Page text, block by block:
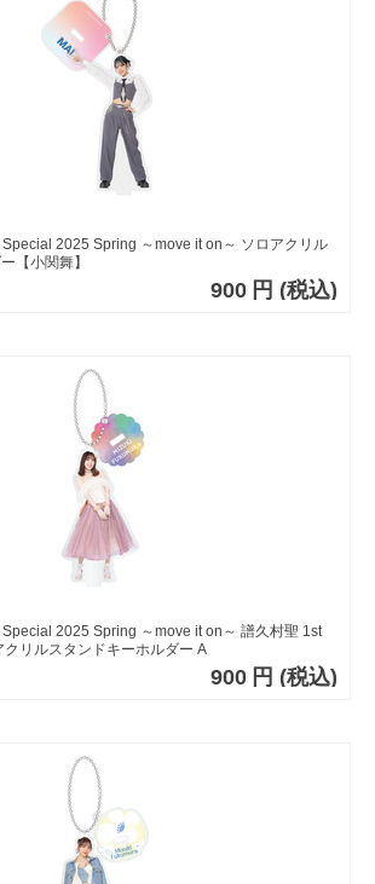
Special 2025 Spring ～move it on～ ソロアクリル
【小関舞】
900 円 (税込)
Special 2025 Spring ～move it on～ 譜久村聖 1st
クリルスタンドキーホルダー A
900 円 (税込)